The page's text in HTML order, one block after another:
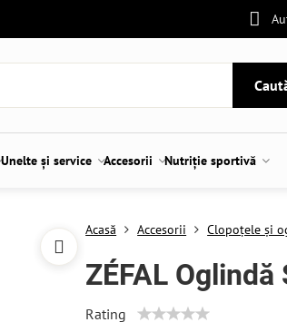
Unelte și service Accesorii Nutriție sportivă
Acasă Accesorii Clopoțele și
ZÉFAL Oglindă
Rating